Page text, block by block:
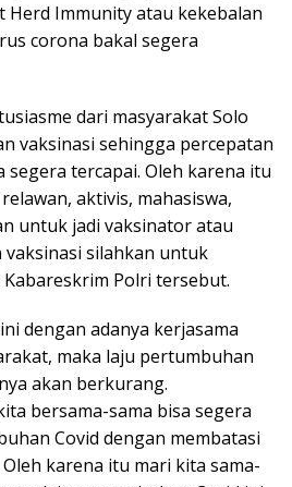
Herd Immunity atau kekebalan
corona bakal segera
dari masyarakat Solo
vaksinasi sehingga percepatan
segera tercapai. Oleh karena itu
aktivis, mahasiswa,
untuk jadi vaksinator atau
silahkan untuk
Polri tersebut.
dengan adanya kerjasama
maka laju pertumbuhan
akan berkurang.
bersama-sama bisa segera
Covid dengan membatasi
karena itu mari kita sama-